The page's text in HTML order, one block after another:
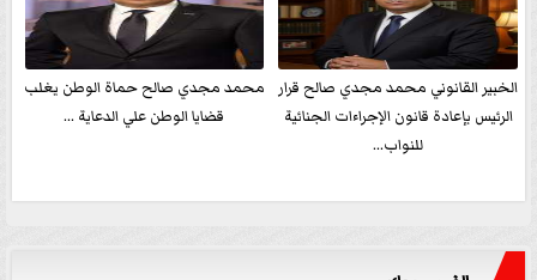
الخبير القانوني محمد مجدي صالح قرار
الرئيس بإعادة قانون الإجراءات الجنائية
للنواب...
محمد مجدي صالح حماة الوطن يغلب
قضايا الوطن علي الدعاية ...